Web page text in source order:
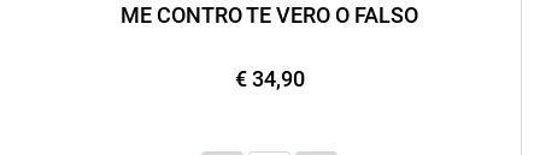
ME CONTRO TE VERO O FALSO
€ 34,90